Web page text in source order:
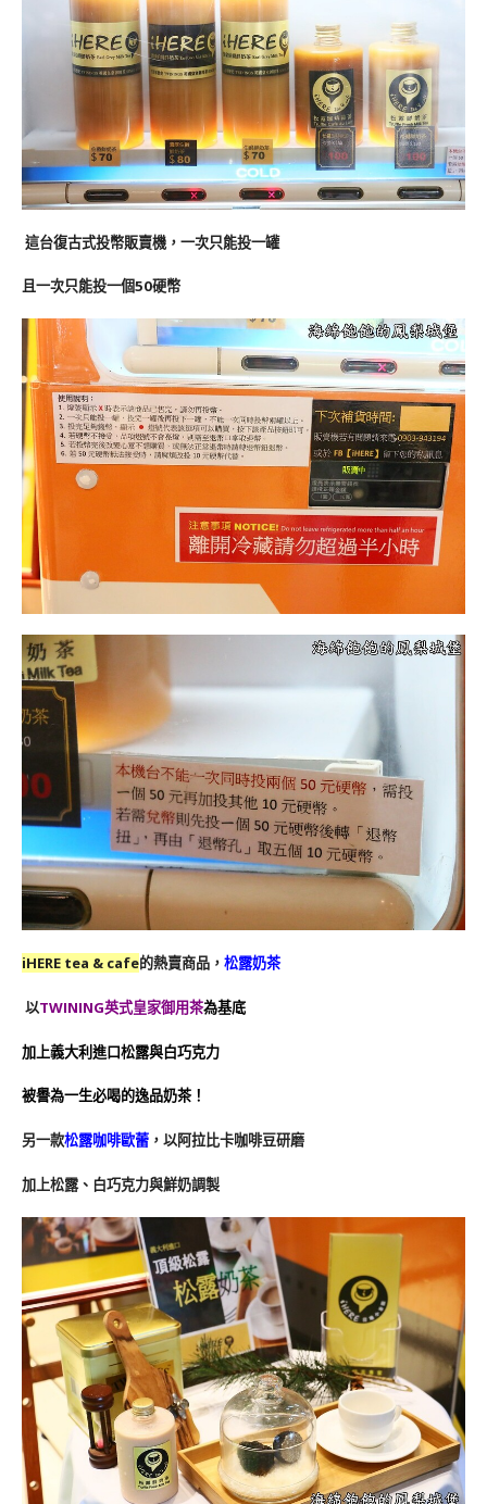
這台復古式投幣販賣機，一次只能投一罐
且一次只能投一個50硬幣
iHERE tea & cafe的熱賣商品， 松露奶茶
以TWINING英式皇家御用茶為基底
加上義大利進口松露與白巧克力
被譽為一生必喝的逸品奶茶！
另一款松露咖啡歐蕾 ，以阿拉比卡咖啡豆研磨
加上松露、白巧克力與鮮奶調製